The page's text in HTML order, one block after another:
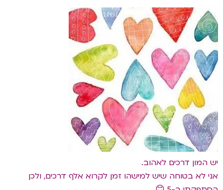
יש המון דרכים לאהוב.
אני לא בטוחה שיש למישהו זמן לקרוא אלף דרכים, ולכן